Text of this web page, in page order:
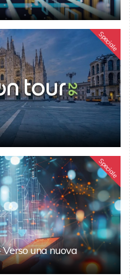
Speciale
Speciale
una nuova